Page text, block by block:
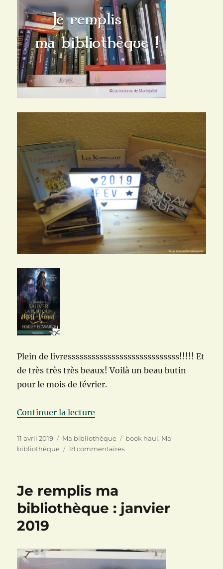
2019
Plein de livressssssssssssssssssssssssssss!!!!! Et
de très très très beaux! Voilà un beau butin
pour le mois de février.
Continuer la lecture
Publié
le
11 avril 2019 Catégories
Ma bibliothèque Étiquettes
book haul, Ma
bibliothèque
18 commentairessur
février
Je remplis ma
bibliothèque : janvier
2019